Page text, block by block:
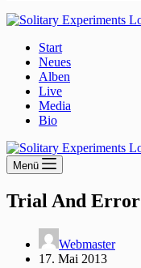
Start
Neues
Alben
Live
Media
Bio
Menü
Trial And Error
Webmaster
17. Mai 2013